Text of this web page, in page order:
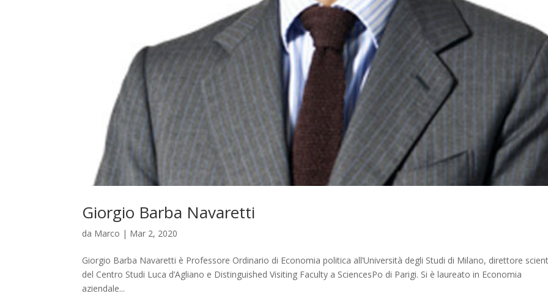
Giorgio Barba Navaretti
da Marco | Mar 2, 2020
Giorgio Barba Navaretti è Professore Ordinario di Economia politica all’Università degli Studi di Milano, direttore
del Centro Studi Luca d’Agliano e Distinguished Visiting Faculty a SciencesPo di Parigi. Si è laureato in Economia
aziendale...